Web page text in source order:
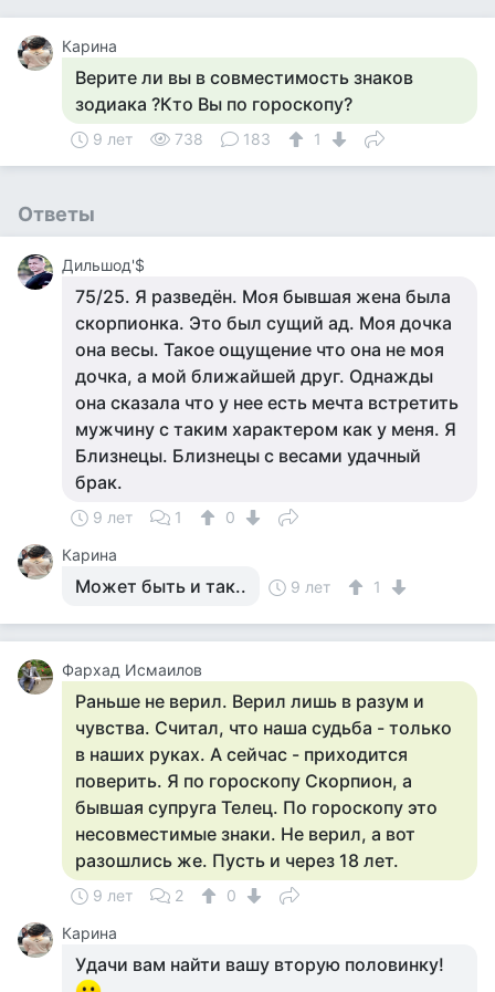
Карина
Верите ли вы в совместимость знаков
зодиака ?Кто Вы по гороскопу?
9 лет 738 183 1
Ответы
Дильшод'$
75/25. Я разведён. Моя бывшая жена была
скорпионка. Это был сущий ад. Моя дочка
она весы. Такое ощущение что она не моя
дочка, а мой ближайшей друг. Однажды
она сказала что у нее есть мечта встретить
мужчину с таким характером как у меня. Я
Близнецы. Близнецы с весами удачный
брак.
9 лет 1
0
Карина
Может быть и так.. 9 лет 1
Фархад Исмаилов
Раньше не верил. Верил лишь в разум и
чувства. Считал, что наша судьба - только
в наших руках. А сейчас - приходится
поверить. Я по гороскопу Скорпион, а
бывшая супруга Телец. По гороскопу это
несовместимые знаки. Не верил, а вот
разошлись же. Пусть и через 18 лет.
9 лет 2
0
Карина
Удачи вам найти вашу вторую половинку!